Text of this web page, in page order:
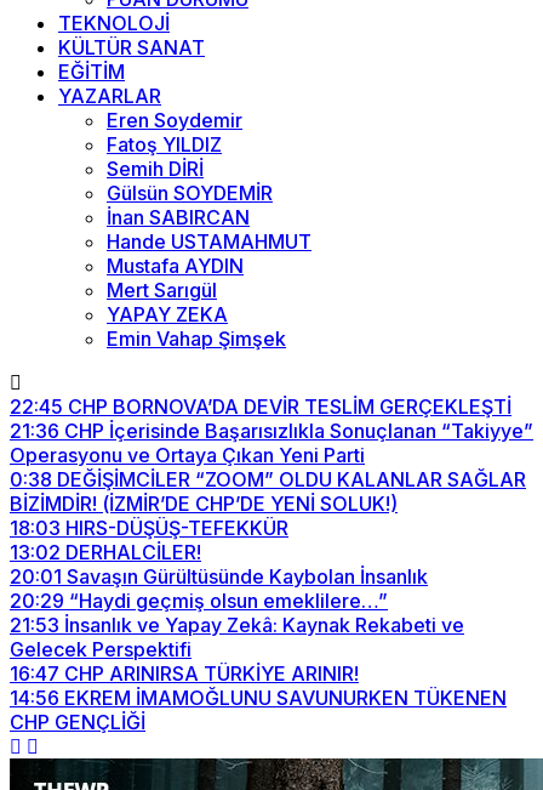
TEKNOLOJİ
KÜLTÜR SANAT
EĞİTİM
YAZARLAR
Eren Soydemir
Fatoş YILDIZ
Semih DİRİ
Gülsün SOYDEMİR
İnan SABIRCAN
Hande USTAMAHMUT
Mustafa AYDIN
Mert Sarıgül
YAPAY ZEKA
Emin Vahap Şimşek
22:45 CHP BORNOVA’DA DEVİR TESLİM GERÇEKLEŞTİ
21:36 CHP İçerisinde Başarısızlıkla Sonuçlanan “Takiyye”
Operasyonu ve Ortaya Çıkan Yeni Parti
0:38 DEĞİŞİMCİLER “ZOOM” OLDU KALANLAR SAĞLAR
BİZİMDİR! (İZMİR’DE CHP’DE YENİ SOLUK!)
18:03 HIRS-DÜŞÜŞ-TEFEKKÜR
13:02 DERHALCİLER!
20:01 Savaşın Gürültüsünde Kaybolan İnsanlık
20:29 “Haydi geçmiş olsun emeklilere…”
21:53 İnsanlık ve Yapay Zekâ: Kaynak Rekabeti ve
Gelecek Perspektifi
16:47 CHP ARINIRSA TÜRKİYE ARINIR!
14:56 EKREM İMAMOĞLUNU SAVUNURKEN TÜKENEN
CHP GENÇLİĞİ